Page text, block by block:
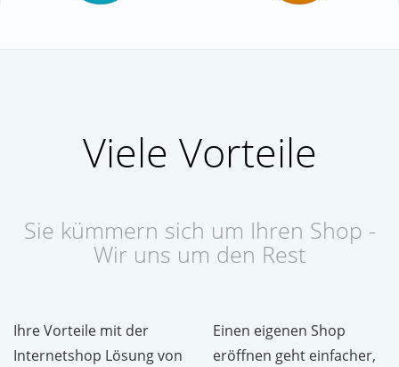
Viele Vorteile
Sie kümmern sich um Ihren Shop -
Wir uns um den Rest
Ihre Vorteile mit der
Internetshop Lösung von
Einen eigenen Shop
eröffnen geht einfacher,